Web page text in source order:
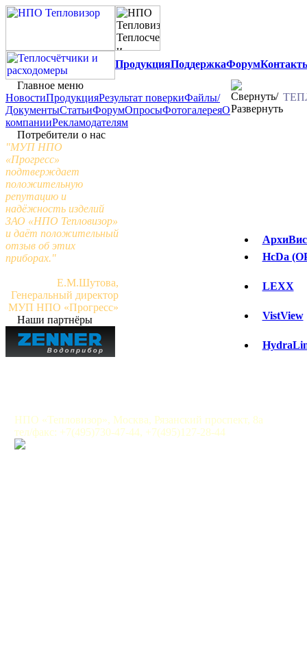
ПродукцияПоддержкаФорум
Главное меню
НовостиПродукцияРезультат поверкиФайлы/
ДокументыСтатьиФорумОпросыФотогалереяО
компанииРекламодателям
Потребители о нас
"МУП НПО
«Прогресс»
подтверждает
положительную
репутацию и
надёжность изделий
ЗАО «НПО Тепловизор»
и даёт положительный
отзыв об этих
приборах."
Е.М.Шутова,
Генеральный директор
МУП НПО «Прогресс»
Наши партнёры
HcDa
LEXX
VistView
НПО «Тепловизор», Москва, Рязанский проспект, 8а
тел/факс: +7(495)730-47-44, +7(495)127-28-44